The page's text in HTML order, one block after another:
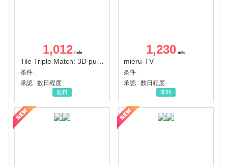
1,012
Tile Triple Match: 3D puzzle
条件 :
承認 : 数日程度
無料
1,230
mieru-TV
条件 :
承認 : 数日程度
即時